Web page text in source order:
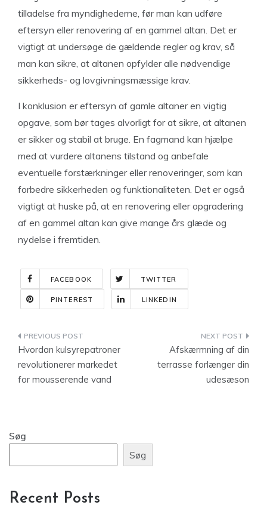
tilladelse fra myndighederne, før man kan udføre
eftersyn eller renovering af en gammel altan. Det er
vigtigt at undersøge de gældende regler og krav, så
man kan sikre, at altanen opfylder alle nødvendige
sikkerheds- og lovgivningsmæssige krav.
I konklusion er eftersyn af gamle altaner en vigtig
opgave, som bør tages alvorligt for at sikre, at altanen
er sikker og stabil at bruge. En fagmand kan hjælpe
med at vurdere altanens tilstand og anbefale
eventuelle forstærkninger eller renoveringer, som kan
forbedre sikkerheden og funktionaliteten. Det er også
vigtigt at huske på, at en renovering eller opgradering
af en gammel altan kan give mange års glæde og
nydelse i fremtiden.
FACEBOOK TWITTER
PINTEREST LINKEDIN
Indlægsnavigation
Hvordan kulsyrepatroner
revolutionerer markedet
for mousserende vand
Afskærmning af din
terrasse forlænger din
udesæson
Søg
Søg
Recent Posts